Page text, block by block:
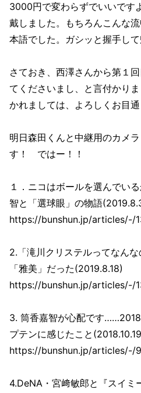
3000円で変わらずでいいです
戴しました。もちろんこんな
本語でした。ガシッと握手して
さておき、西澤さんから第１
てくださいまし、と言付かり
かれましては、よろしくお目通
明日森田くんと中継用のカメ
す！ ではー！！
１．ニコはボールを選んでい
智と「選球眼」の物語
https://bunshun.jp/articles/-/
2.「滝川クリステルってなん
「雅美」だった(2019.8.18)
https://bunshun.jp/articles/-/
3. 筒香嘉智が心配です
プテンに感じたこと
https://bunshun.jp/articles/-/
4.DeNA・宮﨑敏郎と『スイミ